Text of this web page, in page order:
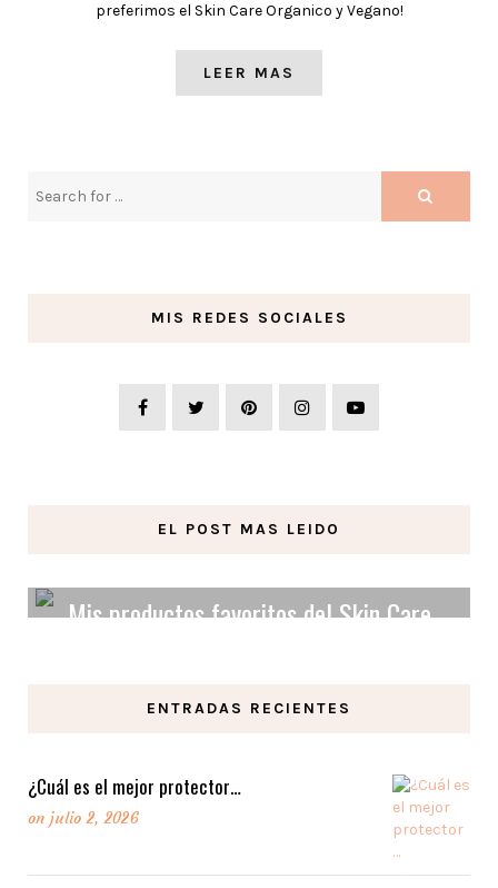
preferimos el Skin Care Organico y Vegano!
LEER MAS
MIS REDES SOCIALES
EL POST MAS LEIDO
Mis productos favoritos del Skin Care
LEER MAS
ENTRADAS RECIENTES
¿Cuál es el mejor protector…
on julio 2, 2026